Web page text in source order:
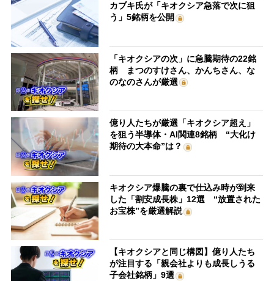
カブキ氏が「キオクシア急落で次に狙
う」5銘柄を公開
「キオクシアの次」に急騰期待の22銘
柄 まつのすけさん、かんちさん、な
のなのさんが厳選
億り人たちが厳選「キオクシア超え」
を狙う半導体・AI関連8銘柄 “大化け
期待の大本命”は？
キオクシア爆騰の裏で仕込み時が到来
した「割安成長株」12選 “放置された
お宝株”を厳選解説
【キオクシアと同じ構図】億り人たち
が注目する「親会社よりも成長しうる
子会社銘柄」9選